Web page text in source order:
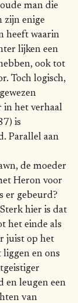
man die
zijn enige
heeft waarin
lijken een
ook tot
Toch logisch,
in het verhaal
is
Parallel aan
de moeder
Heron voor
er gebeurd?
hier is dat
het einde als
juist op het
en ons
en leugen een
van